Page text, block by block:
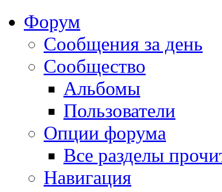
Форум
Сообщения за день
Сообщество
Альбомы
Пользователи
Опции форума
Все разделы
Навигация